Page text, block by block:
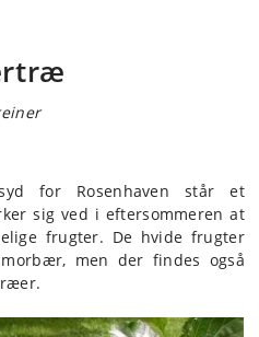
for Rosenhaven står et
sig ved i eftersommeren at
frugter. De hvide frugter
men der findes også